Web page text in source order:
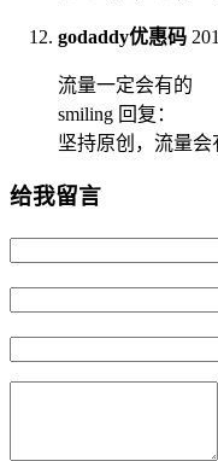
godaddy优惠码
流量一定会有的
smiling 回复：
坚持原创，流量会
给我留言